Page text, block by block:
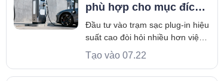
phù hợp cho mục đích
thương mại
Đầu tư vào trạm sạc plug-in hiệu
suất cao đòi hỏi nhiều hơn việc
chỉ chọn thiết bị rẻ nhất. Cơ sở
hạ tầng cho xe điện đang mở
rộng nhanh chóng trên khắp
Tạo vào 07.22